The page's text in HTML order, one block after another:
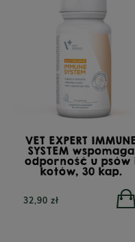
VET EXPERT
SYSTEM wspomaga
odporność u psów
kotów, 30 kap.
32,90 zł